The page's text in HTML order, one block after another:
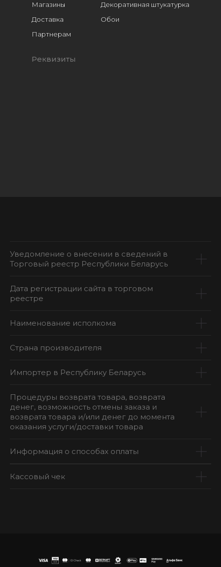
Декоративная штукатурка
Обои
Расходники
Магазины
Доставка
Реквизиты
Партнерам
Уведомление о внесении в сведений в
Торговый реестр Республики Беларусь
Дата регистрации сайта в торговом
реестре
Наименование исполкома
Страна производителя
Импортер в Республику Беларусь
Процедуры возврата товара, возврата
денег, возможность отмены заказа и
возврата товара и/или денег до момента
оказания услуги/доставки товара
Информация о способах оплаты
Кассовый чек